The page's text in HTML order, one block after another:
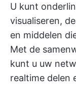
U kunt
visualiseren,
en middelen
Met de
kunt u uw
realtime delen